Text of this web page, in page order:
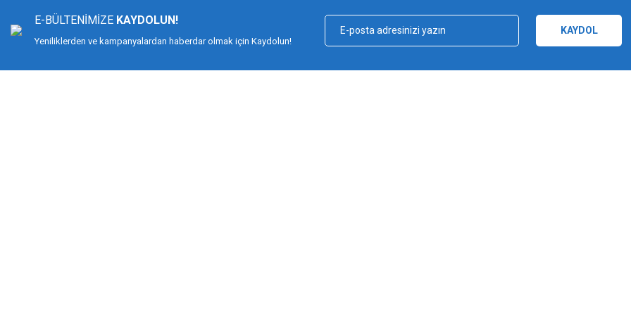
Ürün açıklamasında eksik bilgiler bulunuyor.
Bu ürüne benzer farklı alternatifler olmalı.
E-BÜLTENİMİZE KAYDOLUN!
Yeniliklerden ve kampanyalardan haberdar olmak için Kaydolun!
KAYDOL